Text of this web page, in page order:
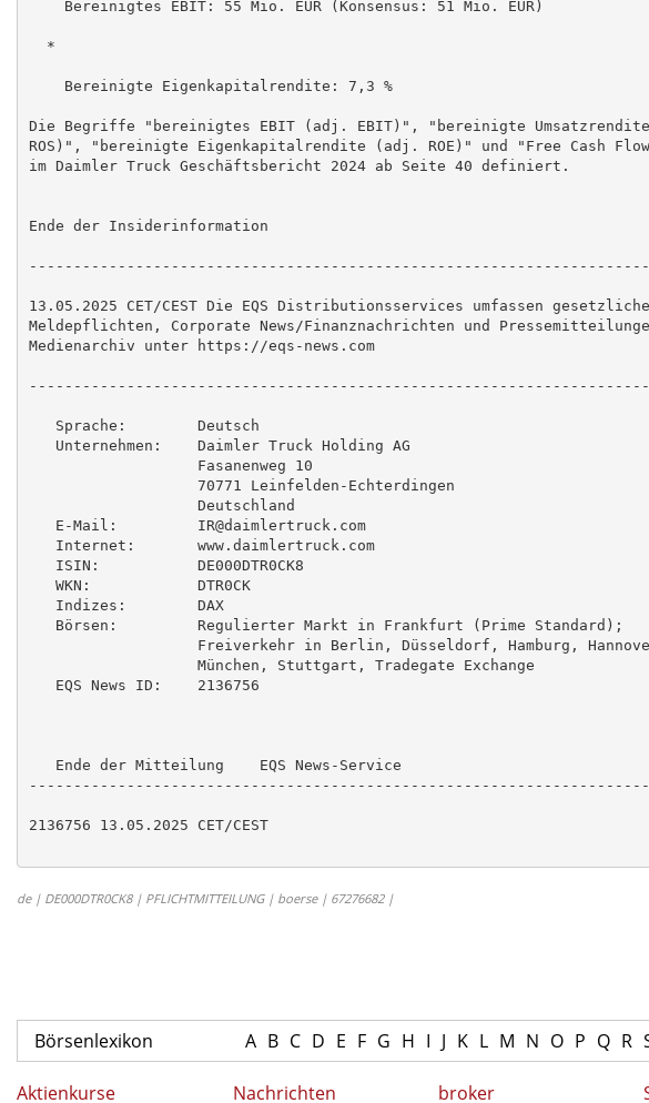
    Bereinigtes EBIT: 55 Mio. EUR (Konsensus: 51 Mio. EUR)
  *
    Bereinigte Eigenkapitalrendite: 7,3 %
Die Begriffe "bereinigtes EBIT (adj. EBIT)", "bereinigte
ROS)", "bereinigte Eigenkapitalrendite (adj. ROE)" und "Free Cash
im Daimler Truck Geschäftsbericht 2024 ab Seite 40 definiert.
Ende der Insiderinformation
13.05.2025 CET/CEST Die EQS Distributionsservices umfassen gesetzliche
Meldepflichten, Corporate News/Finanznachrichten und
Medienarchiv unter https://eqs-news.com
   Sprache:        Deutsch
   Unternehmen:    Daimler Truck Holding AG
                   Fasanenweg 10
                   70771 Leinfelden-Echterdingen
                   Deutschland
   E-Mail:         IR@daimlertruck.com
   Internet:       www.daimlertruck.com
   ISIN:           DE000DTR0CK8
   WKN:            DTR0CK
   Indizes:        DAX
   Börsen:         Regulierter Markt in Frankfurt (Prime Standard);
Freiverkehr in Berlin, Düsseldorf, Hamburg,
                   München, Stuttgart, Tradegate Exchange
   EQS News ID:    2136756
   Ende der Mitteilung    EQS News-Service
2136756 13.05.2025 CET/CEST
de | DE000DTR0CK8 | PFLICHTMITTEILUNG | boerse | 67276682 |
Börsenlexikon A B C D E F G H I J K L M N O P Q R
Aktienkurse Nachrichten broker